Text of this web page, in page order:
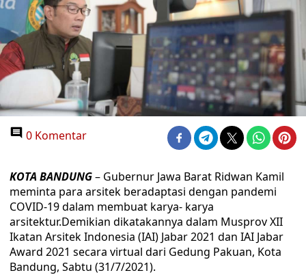
0 Komentar
KOTA BANDUNG– Gubernur Jawa Barat Ridwan Kamil
meminta para arsitek beradaptasi dengan pandemi
COVID-19 dalam membuat karya- karya
arsitektur.Demikian dikatakannya dalam Musprov XII
Ikatan Arsitek Indonesia (IAI) Jabar 2021 dan IAI Jabar
Award 2021 secara virtual dari Gedung Pakuan, Kota
Bandung, Sabtu (31/7/2021).